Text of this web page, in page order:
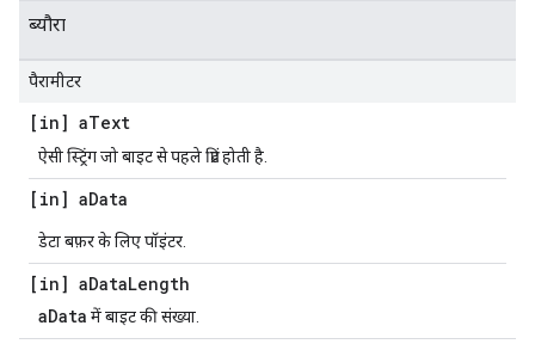
ब्यौरा
पैरामीटर
[in] aText
ऐसी स्ट्रिंग जो बाइट से पहले प्रिंट होती है.
[in] aData
डेटा बफ़र के लिए पॉइंटर.
[in] aDataLength
aData में बाइट की संख्या.